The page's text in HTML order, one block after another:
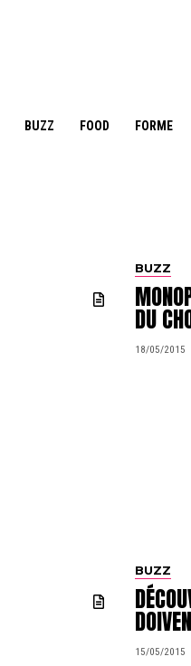
BUZZ FOOD FORME
BUZZ
DU
18/05/2015
BUZZ
15/05/2015